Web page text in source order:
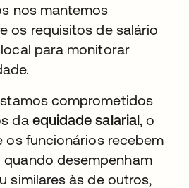
nos mantemos
os requisitos de salário
para monitorar
comprometidos
da equidade salarial, o
os funcionários recebem
desempenham
similares às de outros,